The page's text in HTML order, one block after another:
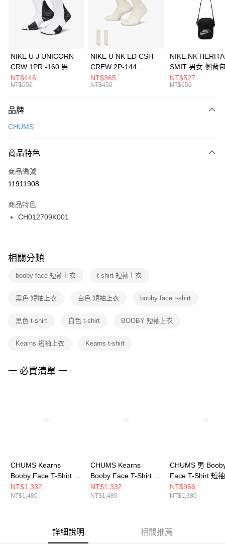
合作金庫商業銀行
第一商業銀行
華南商業銀行
彰化商業銀行
上海商業儲蓄銀行
元大商業銀行
台灣樂天信用卡公司
Apple Pay
全盈+PAY
AFTEE先享後付
【關於「AFTEE先享後付」】
便利好安心！
３．安心：先確認商品／服務後，再付款。
【「AFTEE先享後付」結帳流程】
１．於結帳方式選擇「AFTEE先享後付」後，將跳轉至「AFTEE先享後付」
２．訂單成立數日內，您將收到繳費通知簡訊。
３．收到繳費通知簡訊後14天內，點擊此簡訊中的連結，可透過四大超商／
ATM／網路銀行／等多元方式進行付款，方視為交易完成。
※ 交易是否成功請以「AFTEE先享後付 」之結帳頁面顯示為準，若有關於
是否繳費成功／繳費後需取消欲退款等相關疑問，請聯繫「AFTEE先享後付
客戶支援中心」https://netprotections.freshdesk.com/support/home
１．透過由恩沛科技股份有限公司提供之「AFTEE先享後付」服務完成之交
權轉讓予恩沛科技股份有限公司。
３．未成年的使用者請事先徵得法定代理人或監護人之同意方可使用
４．使用「AFTEE先享後付」時，將依據個別帳號之用戶狀況，依本公司即
運送方式
每筆NT$100，滿NT$1,500(含以上)免運費
宅配
每筆NT$100，滿NT$1,500(含以上)免運費
付款後門市自取
每筆NT$100，滿NT$1,500(含以上)免運費
NIKE U J UNICORN
CRW 1PR -160 男女
中統襪 FZ3393100
NT$446
NT$550
NIKE U NK ED CSH
CREW 2P-144
EMBRDY 男女 短統襪
FZ3073133
NT$365
NT$450
NIKE NK
SMIT 男女 側背
BA5871010
NT$527
NT$650
品牌
CHUMS
商品特色
商品編號
11911908
商品特色
CH012709K001
相關分類
booby face 短袖上衣 t-shirt 短袖上衣
黑色 短袖上衣 白色 短袖上衣 booby face t-shirt
黑色 t-shirt 白色 t-shirt BOOBY 短袖上衣
Kearns 短袖上衣 Kearns t-shirt
一 必買清單 一
CHUMS Kearns
Booby Face T-Shirt 男
短袖上衣 米灰色
CH012709G057
NT$1,332
NT$1,480
CHUMS Kearns
Booby Face T-Shirt 男
短袖上衣 深藍
CH012709N001
NT$1,332
NT$1,480
CHUMS 男
Face T-Shirt 短
CH012278G075
NT$966
NT$1,380
詳細說明 相關推薦